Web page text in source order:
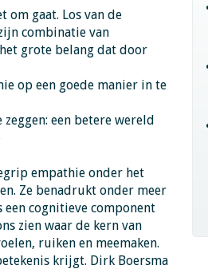
om gaat. Los van de
combinatie van
het grote belang dat door
op een goede manier in te
een betere wereld
empathie onder het
Ze benadrukt onder meer
cognitieve component
zien waar de kern van
ruiken en meemaken.
krijgt. Dirk Boersma